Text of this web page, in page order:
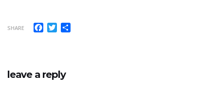
SHARE Facebook
Twitter
leave a reply